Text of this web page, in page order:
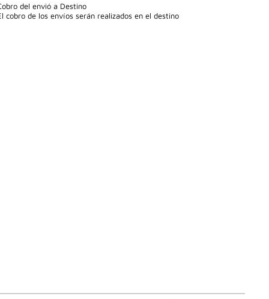
del envió a Destino
cobro de los envíos serán realizados en el destino